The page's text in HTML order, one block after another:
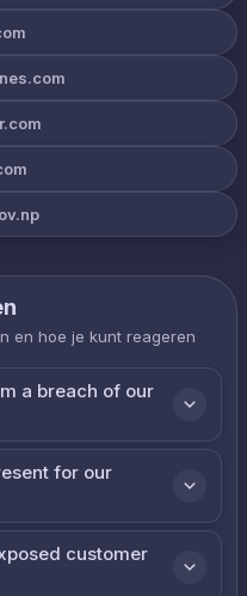
en hoe je kunt reageren
a breach of our
for our
customer